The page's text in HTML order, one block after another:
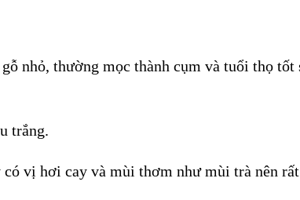
nhỏ, thường mọc thành cụm và tuổi thọ tốt
trắng.
vị hơi cay và mùi thơm như mùi trà nên